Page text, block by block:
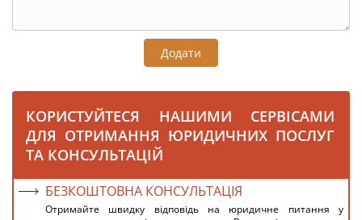
Додати
КОРИСТУЙТЕСЯ НАШИМИ СЕРВІСАМИ
ДЛЯ ОТРИМАННЯ ЮРИДИЧНИХ ПОСЛУГ
ТА КОНСУЛЬТАЦІЙ
БЕЗКОШТОВНА КОНСУЛЬТАЦІЯ
Отримайте швидку відповідь на юридичне питання у